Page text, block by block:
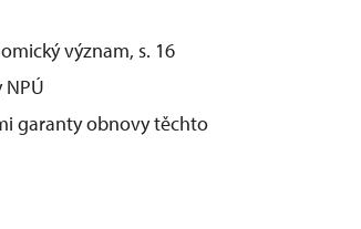
význam, s. 16
garanty obnovy těchto